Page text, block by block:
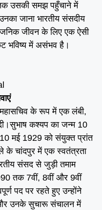
उसकी समझ पहुँचाने में
जाना भारतीय संसदीय
जीवन के लिए एक ऐसी
भविष्य में असंभव है।
के रूप में एक लंबी,
कश्यप का जन्म 10
मई 1929 को संयुक्त प्रांत
के चांदपुर में एक स्वतंत्रता
संसद से जुड़ी तमाम
तक 7वीं, 8वीं और 9वीं
पद पर रहते हुए उन्होंने
उनके सुचारू संचालन में